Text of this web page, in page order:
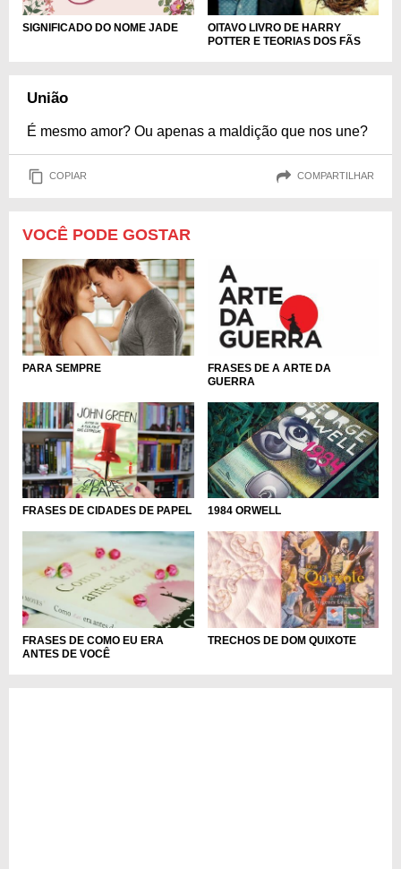
SIGNIFICADO DO NOME JADE
OITAVO LIVRO DE HARRY
POTTER E TEORIAS DOS FÃS
União
É mesmo amor? Ou apenas a maldição que nos une?
COPIAR COMPARTILHAR
VOCÊ PODE GOSTAR
PARA SEMPRE
FRASES DE A ARTE DA
GUERRA
FRASES DE CIDADES DE PAPEL 1984 ORWELL
FRASES DE COMO EU ERA
ANTES DE VOCÊ
TRECHOS DE DOM QUIXOTE